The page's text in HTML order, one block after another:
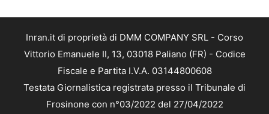
Inran.it di proprietà di DMM COMPANY SRL - Corso
Vittorio Emanuele II, 13, 03018 Paliano (FR) - Codice
Fiscale e Partita I.V.A. 03144800608
Testata Giornalistica registrata presso il Tribunale di
Frosinone con n°03/2022 del 27/04/2022